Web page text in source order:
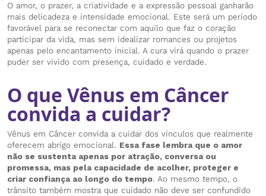
O amor, o prazer, a criatividade e a expressão pessoal ganharão
mais delicadeza e intensidade emocional. Este será um período
favorável para se reconectar com aquilo que faz o coração
participar da vida, mas sem idealizar romances ou projetos
apenas pelo encantamento inicial. A cura virá quando o prazer
puder ser vivido com presença, cuidado e verdade.
O que Vênus em Câncer
convida a cuidar?
Vênus em Câncer convida a cuidar dos vínculos que realmente
oferecem abrigo emocional. Essa fase lembra que o amor
não se sustenta apenas por atração, conversa ou
promessa, mas pela capacidade de acolher, proteger e
criar confiança ao longo do tempo. Ao mesmo tempo, o
trânsito também mostra que cuidado não deve ser confundido